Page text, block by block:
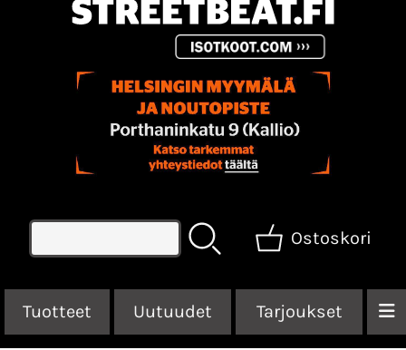
Ostoskori
Tuotteet Uutuudet Tarjoukset